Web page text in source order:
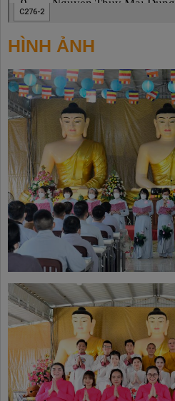
HÌNH ẢNH